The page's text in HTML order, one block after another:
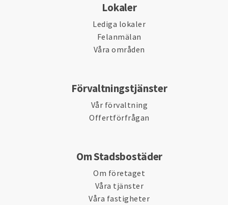
Lokaler
Lediga lokaler
Felanmälan
Våra områden
Förvaltningstjänster
Vår förvaltning
Offertförfrågan
Om Stadsbostäder
Om företaget
Våra tjänster
Våra fastigheter